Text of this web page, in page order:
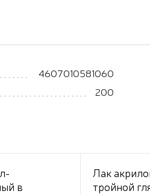
4607010581060
200
в
Лак
тройной